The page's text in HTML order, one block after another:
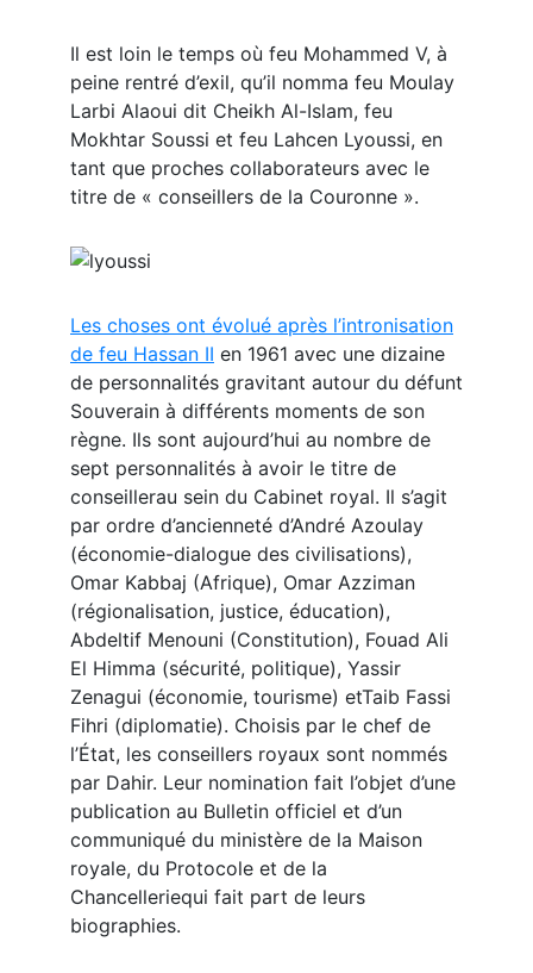
Il est loin le temps où feu Mohammed V, à
peine rentré d’exil, qu’il nomma feu Moulay
Larbi Alaoui dit Cheikh Al-Islam, feu
Mokhtar Soussi et feu Lahcen Lyoussi, en
tant que proches collaborateurs avec le
titre de « conseillers de la Couronne ».
Les choses ont évolué après l’intronisation
de feu Hassan II en 1961 avec une dizaine
de personnalités gravitant autour du défunt
Souverain à différents moments de son
règne. Ils sont aujourd’hui au nombre de
sept personnalités à avoir le titre de
conseillerau sein du Cabinet royal. Il s’agit
par ordre d’ancienneté d’André Azoulay
(économie-dialogue des civilisations),
Omar Kabbaj (Afrique), Omar Azziman
(régionalisation, justice, éducation),
Abdeltif Menouni (Constitution), Fouad Ali
El Himma (sécurité, politique), Yassir
Zenagui (économie, tourisme) etTaib Fassi
Fihri (diplomatie). Choisis par le chef de
l’État, les conseillers royaux sont nommés
par Dahir. Leur nomination fait l’objet d’une
publication au Bulletin officiel et d’un
communiqué du ministère de la Maison
royale, du Protocole et de la
Chancelleriequi fait part de leurs
biographies.